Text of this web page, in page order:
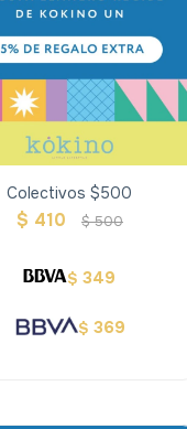
Colectivos $500
$ 410 $ 500
$ 349
$ 369